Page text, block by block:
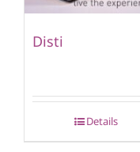
Disti
Details